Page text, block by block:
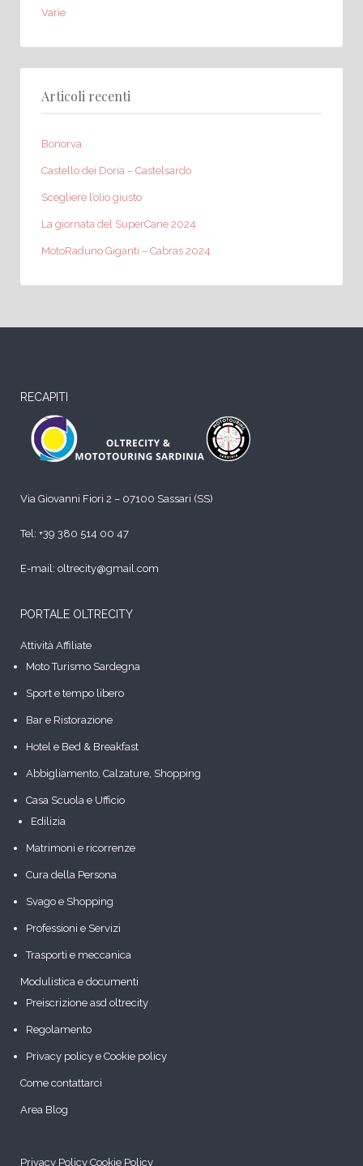
Varie
Articoli recenti
Bonorva
Castello dei Doria – Castelsardo
Scegliere l’olio giusto
La giornata del SuperCane 2024
MotoRaduno Giganti – Cabras 2024
RECAPITI
Via Giovanni Fiori 2 – 07100 Sassari (SS)
Tel: +39 380 514 00 47
E-mail: oltrecity@gmail.com
PORTALE OLTRECITY
Attività Affiliate
Moto Turismo Sardegna
Sport e tempo libero
Bar e Ristorazione
Hotel e Bed & Breakfast
Abbigliamento, Calzature, Shopping
Casa Scuola e Ufficio
Edilizia
Matrimoni e ricorrenze
Cura della Persona
Svago e Shopping
Professioni e Servizi
Trasporti e meccanica
Modulistica e documenti
Preiscrizione asd oltrecity
Regolamento
Privacy policy e Cookie policy
Come contattarci
Area Blog
Privacy Policy Cookie Policy